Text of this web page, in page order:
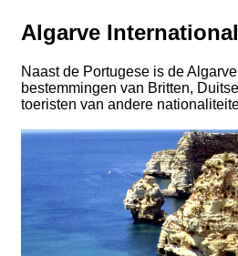
Algarve
Naast de Portugese is de
bestemmingen van Britten,
toeristen van andere